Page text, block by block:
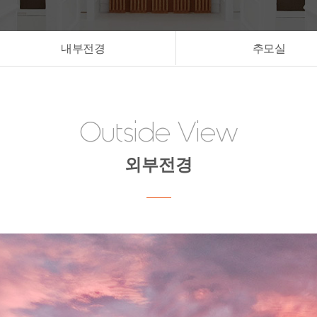
내부전경 추모실
Outside View
외부전경